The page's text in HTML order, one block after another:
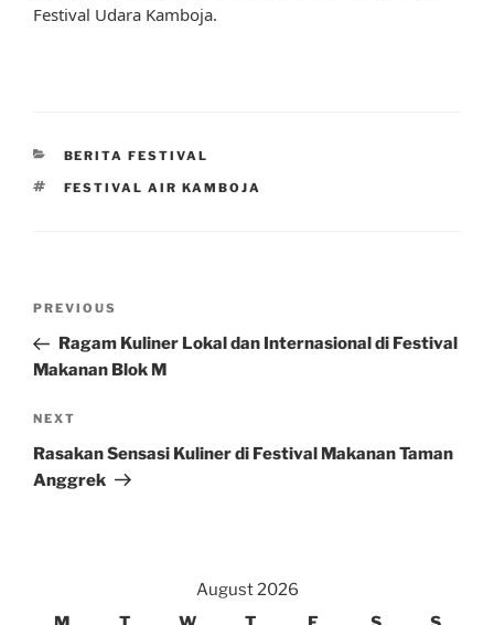
Festival Udara Kamboja.
CATEGORIES
BERITA FESTIVAL
TAGS
FESTIVAL AIR KAMBOJA
Previous
Post
PREVIOUS
Ragam Kuliner Lokal dan Internasional di Festival
Makanan Blok M
Next
Post
NEXT
Rasakan Sensasi Kuliner di Festival Makanan Taman
Anggrek
August 2026